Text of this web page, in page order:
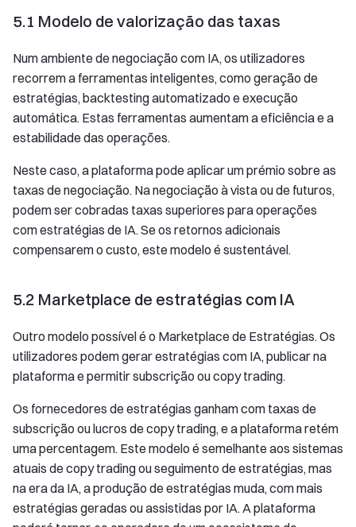
5.1 Modelo de valorização das taxas
Num ambiente de negociação com IA, os utilizadores
recorrem a ferramentas inteligentes, como geração de
estratégias, backtesting automatizado e execução
automática. Estas ferramentas aumentam a eficiência e a
estabilidade das operações.
Neste caso, a plataforma pode aplicar um prémio sobre as
taxas de negociação. Na negociação à vista ou de futuros,
podem ser cobradas taxas superiores para operações
com estratégias de IA. Se os retornos adicionais
compensarem o custo, este modelo é sustentável.
5.2 Marketplace de estratégias com IA
Outro modelo possível é o Marketplace de Estratégias. Os
utilizadores podem gerar estratégias com IA, publicar na
plataforma e permitir subscrição ou copy trading.
Os fornecedores de estratégias ganham com taxas de
subscrição ou lucros de copy trading, e a plataforma retém
uma percentagem. Este modelo é semelhante aos sistemas
atuais de copy trading ou seguimento de estratégias, mas
na era da IA, a produção de estratégias muda, com mais
estratégias geradas ou assistidas por IA. A plataforma